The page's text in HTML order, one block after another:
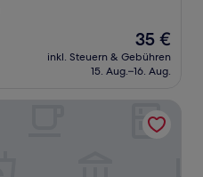
Der
Preis
beträgt
35 €
inkl. Steuern & Gebühren
15. Aug.–16. Aug.